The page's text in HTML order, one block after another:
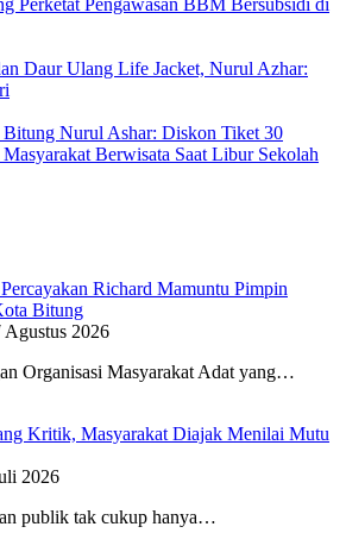
Daur Ulang Life Jacket, Nurul Azhar:
Nurul Ashar: Diskon Tiket 30
Berwisata Saat Libur Sekolah
Richard Mamuntu Pimpin
Bitung
Agustus 2026
Organisasi Masyarakat Adat yang…
Kritik, Masyarakat Diajak Menilai Mutu
2026
publik tak cukup hanya…